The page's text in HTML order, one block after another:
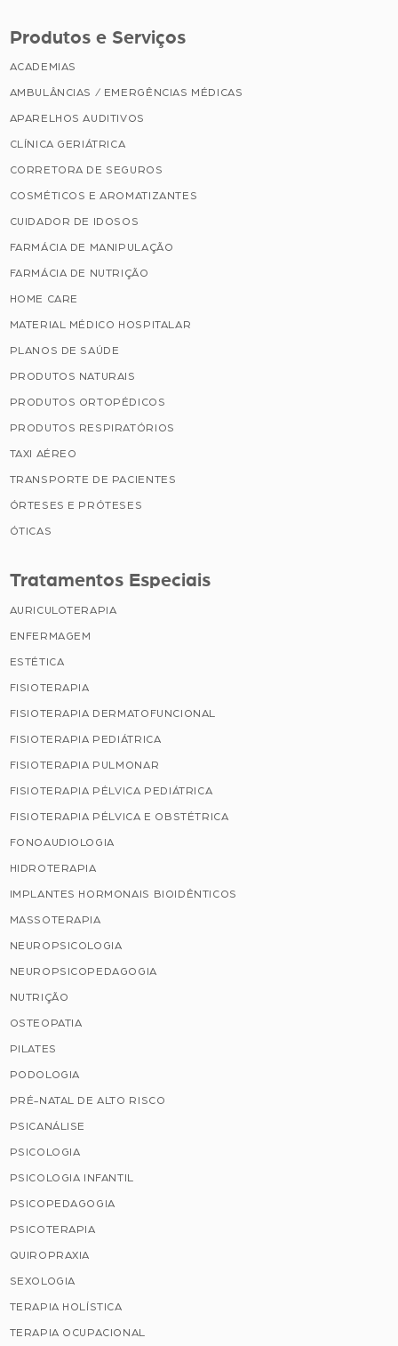
Produtos e Serviços
ACADEMIAS
AMBULÂNCIAS / EMERGÊNCIAS MÉDICAS
APARELHOS AUDITIVOS
CLÍNICA GERIÁTRICA
CORRETORA DE SEGUROS
COSMÉTICOS E AROMATIZANTES
CUIDADOR DE IDOSOS
FARMÁCIA DE MANIPULAÇÃO
FARMÁCIA DE NUTRIÇÃO
HOME CARE
MATERIAL MÉDICO HOSPITALAR
PLANOS DE SAÚDE
PRODUTOS NATURAIS
PRODUTOS ORTOPÉDICOS
PRODUTOS RESPIRATÓRIOS
TAXI AÉREO
TRANSPORTE DE PACIENTES
ÓRTESES E PRÓTESES
ÓTICAS
Tratamentos Especiais
AURICULOTERAPIA
ENFERMAGEM
ESTÉTICA
FISIOTERAPIA
FISIOTERAPIA DERMATOFUNCIONAL
FISIOTERAPIA PEDIÁTRICA
FISIOTERAPIA PULMONAR
FISIOTERAPIA PÉLVICA PEDIÁTRICA
FISIOTERAPIA PÉLVICA E OBSTÉTRICA
FONOAUDIOLOGIA
HIDROTERAPIA
IMPLANTES HORMONAIS BIOIDÊNTICOS
MASSOTERAPIA
NEUROPSICOLOGIA
NEUROPSICOPEDAGOGIA
NUTRIÇÃO
OSTEOPATIA
PILATES
PODOLOGIA
PRÉ-NATAL DE ALTO RISCO
PSICANÁLISE
PSICOLOGIA
PSICOLOGIA INFANTIL
PSICOPEDAGOGIA
PSICOTERAPIA
QUIROPRAXIA
SEXOLOGIA
TERAPIA HOLÍSTICA
TERAPIA OCUPACIONAL